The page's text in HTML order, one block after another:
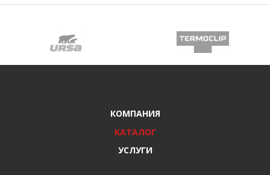
КОМПАНИЯ
КАТАЛОГ
УСЛУГИ